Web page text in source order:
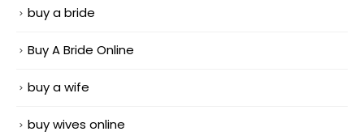
buy a bride
Buy A Bride Online
buy a wife
buy wives online